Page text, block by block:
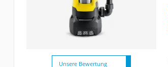
Unsere Bewertung